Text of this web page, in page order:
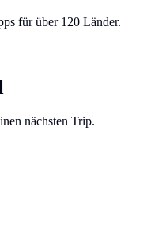
für über 120 Länder.
nächsten Trip.